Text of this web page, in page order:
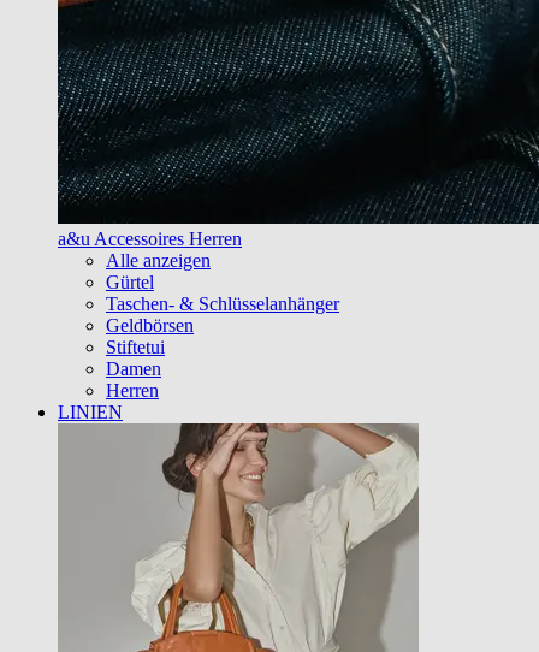
a&u Accessoires Herren
Alle anzeigen
Gürtel
Taschen- & Schlüsselanhänger
Geldbörsen
Stiftetui
Damen
Herren
LINIEN